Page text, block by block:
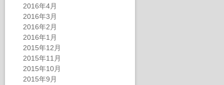
2016年4月
2016年3月
2016年2月
2016年1月
2015年12月
2015年11月
2015年10月
2015年9月